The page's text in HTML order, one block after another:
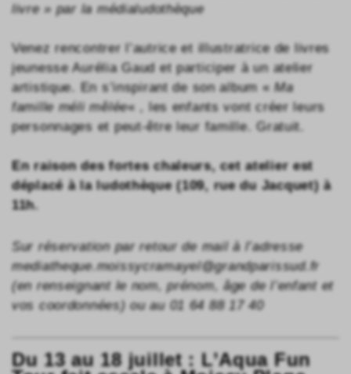
livre » par la médialudothèque
Venez rencontrer l’autrice et illustratrice de livres
jeunesse Aurélia Gaud et participer à un atelier
artistique. En s’inspirant de son album «Ma
famille méli mêlée« , les enfants vont créer leurs
personnages et peut-être leur famille. Gratuit.
En raison des fortes chaleurs, cet atelier est
déplacé à la ludothèque (109, rue du Jacquet) à
11h.
Sur réservation par retour de mail à l’adresse
mediatheque.moissycramayel@grandparissud.fr
(en renseignant le nom, prénom, âge de l’enfant et
vos coordonnées) ou au 01 64 88 17 40
Du 13 au 18 juillet : L’Aqua Fun